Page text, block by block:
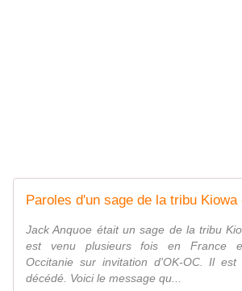
Jack Anquoe était un sage de la tribu
est venu plusieurs fois en France
Occitanie sur invitation d'OK-OC. Il est
décédé. Voici le message qu...